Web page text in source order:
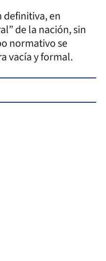
definitiva, en
de la nación, sin
normativo se
vacía y formal.